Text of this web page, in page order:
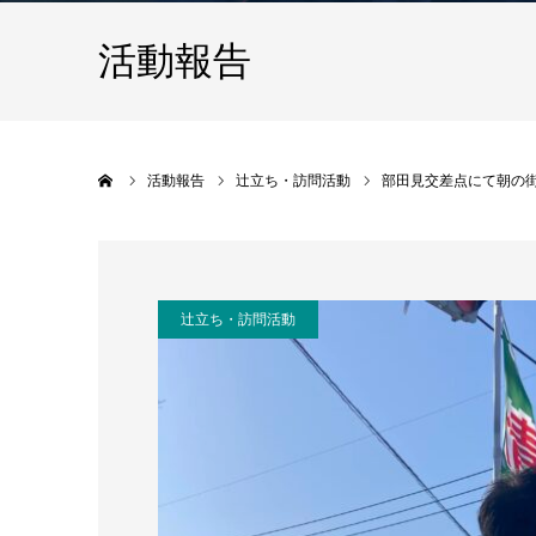
活動報告
活動報告 辻立ち・訪問活動 部田見交差点にて朝の
辻立ち・訪問活動